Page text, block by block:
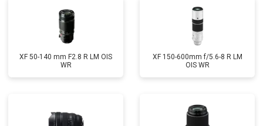
XF 50-140 mm F2.8 R LM OIS
WR
XF 150-600mm f/5.6-8 R LM
OIS WR